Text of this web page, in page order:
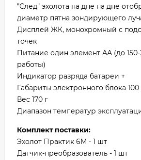
"След" эхолота на дне на дне
диаметр пятна зондирующего
Дисплей ЖК, монохромный с
точек
Питание один элемент АА (до 150-
работы)
Индикатор разряда батареи +
Габариты электронного блока 100
Вес 170 г
Диапазон температур
Комплект поставки:
Эхолот Практик 6М - 1 шт
Датчик-преобразователь - 1 шт